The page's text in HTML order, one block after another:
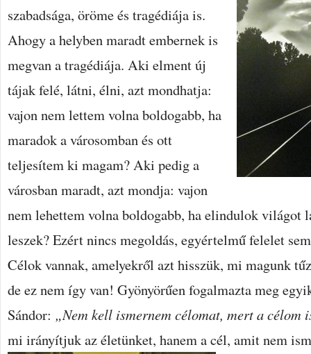
szabadsága, öröme és tragédiája is.
Ahogy a helyben maradt embernek is
megvan a tragédiája. Aki elment új
tájak felé, látni, élni, azt mondhatja:
vajon nem lettem volna boldogabb, ha
maradok a városomban és ott
teljesítem ki magam? Aki pedig a
városban maradt, azt mondja: vajon
nem lehettem volna boldogabb, ha elindulok világot
leszek? Ezért nincs megoldás, egyértelmű felelet
Célok vannak, amelyekről azt hisszük, mi magunk
de ez nem így van! Gyönyörűen fogalmazta meg
Sándor: „Nem kell ismernem célomat, mert a
mi irányítjuk az életünket, hanem a cél, amit nem